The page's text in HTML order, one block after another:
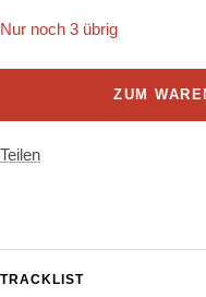
Nur noch 3 übrig
ZUM
Teilen
TRACKLIST